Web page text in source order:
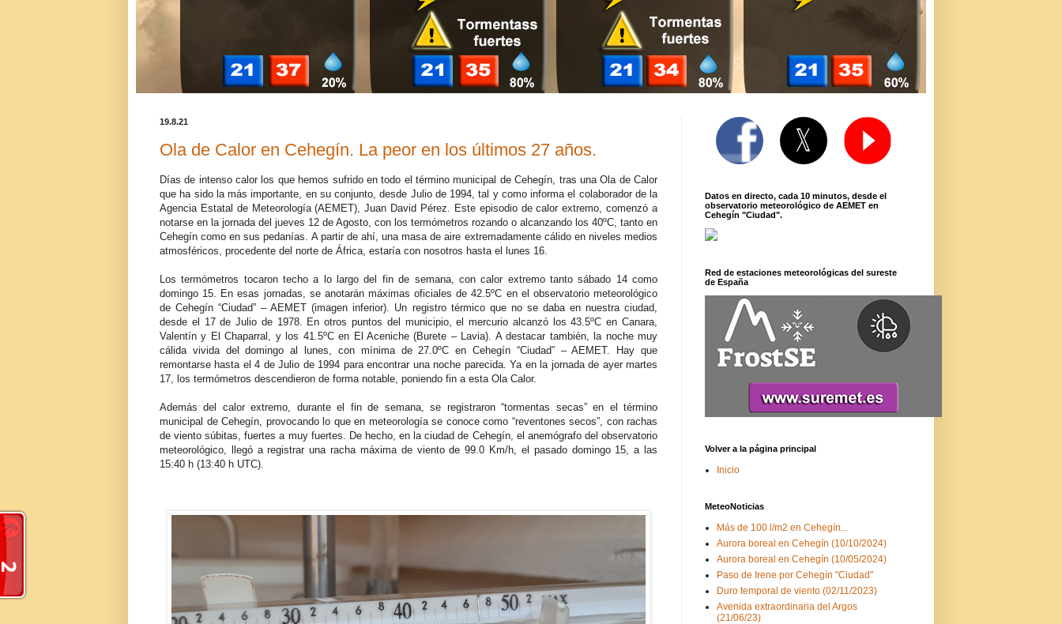
19.8.21
Ola de Calor en Cehegín. La peor en los últimos 27 años.
Días de intenso calor los que hemos sufrido en todo el término municipal de Cehegín, tras una Ola de Calor
que ha sido la más importante, en su conjunto, desde Julio de 1994, tal y como informa el colaborador de la
Agencia Estatal de Meteorología (AEMET), Juan David Pérez. Este episodio de calor extremo, comenzó a
notarse en la jornada del jueves 12 de Agosto, con los termómetros rozando o alcanzando los 40ºC, tanto en
Cehegín como en sus pedanías. A partir de ahí, una masa de aire extremadamente cálido en niveles medios
atmosféricos, procedente del norte de África, estaría con nosotros hasta el lunes 16.
Los termómetros tocaron techo a lo largo del fin de semana, con calor extremo tanto sábado 14 como
domingo 15. En esas jornadas, se anotarán máximas oficiales de 42.5ºC en el observatorio meteorológico
de Cehegín “Ciudad” – AEMET (imagen inferior). Un registro térmico que no se daba en nuestra ciudad,
desde el 17 de Julio de 1978. En otros puntos del municipio, el mercurio alcanzó los 43.5ºC en Canara,
Valentín y El Chaparral, y los 41.5ºC en El Aceniche (Burete – Lavia). A destacar también, la noche muy
cálida vivida del domingo al lunes, con mínima de 27.0ºC en Cehegín “Ciudad” – AEMET. Hay que
remontarse hasta el 4 de Julio de 1994 para encontrar una noche parecida. Ya en la jornada de ayer martes
17, los termómetros descendieron de forma notable, poniendo fin a esta Ola Calor.
Además del calor extremo, durante el fin de semana, se registraron “tormentas secas” en el término
municipal de Cehegín, provocando lo que en meteorología se conoce como “reventones secos”, con rachas
de viento súbitas, fuertes a muy fuertes. De hecho, en la ciudad de Cehegín, el anemógrafo del observatorio
meteorológico, llegó a registrar una racha máxima de viento de 99.0 Km/h, el pasado domingo 15, a las
15:40 h (13:40 h UTC).
Datos en directo, cada 10 minutos, desde el
observatorio meteorológico de AEMET en
Cehegín "Ciudad".
Red de estaciones meteorológicas del sureste
de España
Volver a la página principal
Inicio
MeteoNoticias
Más de 100 l/m2 en Cehegín...
Aurora boreal en Cehegín (10/10/2024)
Aurora boreal en Cehegín (10/05/2024)
Paso de Irene por Cehegín "Ciudad"
Duro temporal de viento (02/11/2023)
Avenida extraordinaria del Argos
(21/06/23)